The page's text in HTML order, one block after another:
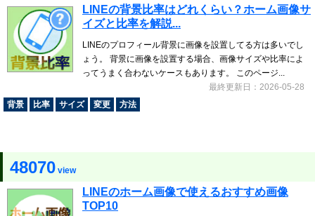
LINEの背景比率はどれくらい？ホーム画像サ
イズと比率を解説...
LINEのプロフィール背景に画像を設置してる方は多いでし
ょう。 背景に画像を設置する場合、画像サイズや比率によ
ってうまく合わないケースもあります。 このページ...
最終更新日：2026-05-28
背景
比率 サイズ 変更 方法
48070 view
LINEのホーム画像で使えるおすすめ画像
TOP10